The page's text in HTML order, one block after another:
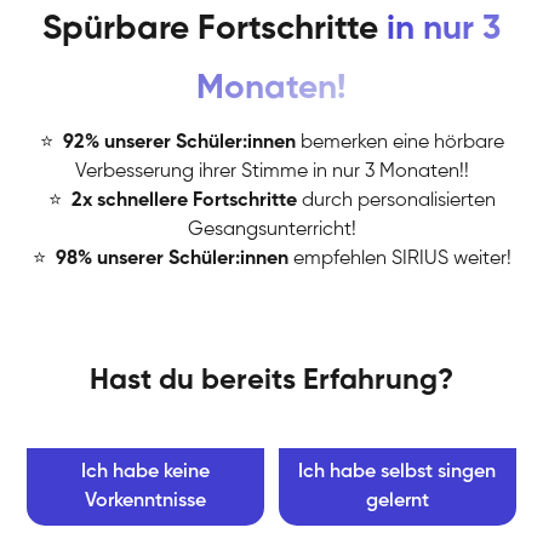
Spürbare Fortschritte in nur 3
Monaten!
⭐ 92% unserer Schüler:innen bemerken eine hörbare
Verbesserung ihrer Stimme in nur 3 Monaten!!
⭐ 2x schnellere Fortschritte durch personalisierten
Gesangsunterricht!
⭐ 98% unserer Schüler:innen empfehlen SIRIUS weiter!
Hast du bereits Erfahrung?
Ich habe keine
Vorkenntnisse
Ich habe selbst singen
gelernt